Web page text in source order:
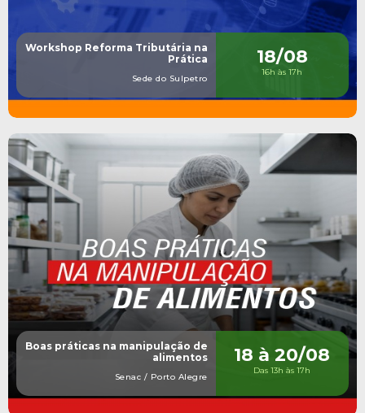
Workshop Reforma Tributária na
Prática
Sede do Sulpetro
18/08
16h às 17h
Boas práticas na manipulação de
alimentos
Senac / Porto Alegre
18 à 20/08
Das 13h às 17h